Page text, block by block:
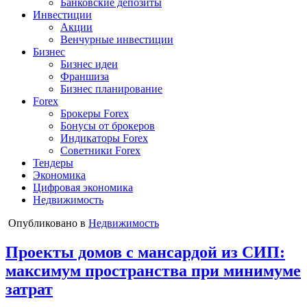
Банковские депозиты
Инвестиции
Акции
Венчурные инвестиции
Бизнес
Бизнес идеи
Франшиза
Бизнес планирование
Forex
Брокеры Forex
Бонусы от брокеров
Индикаторы Forex
Советники Forex
Тендеры
Экономика
Цифровая экономика
Недвижимость
Опубликовано в Недвижимость
Проекты домов с мансардой из СИП:
максимум пространства при минимуме
затрат